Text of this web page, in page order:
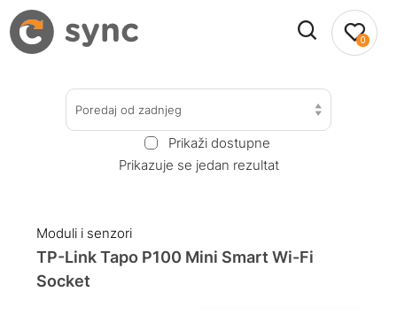
0
Poredaj od zadnjeg
Prikaži dostupne
Prikazuje se jedan rezultat
Moduli i senzori
TP-Link Tapo P100 Mini Smart Wi-Fi
Socket